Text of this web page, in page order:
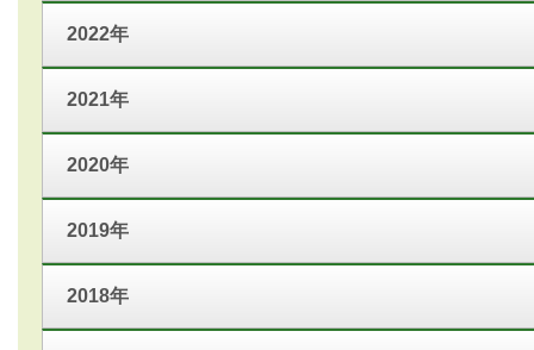
2022年
2021年
2020年
2019年
2018年